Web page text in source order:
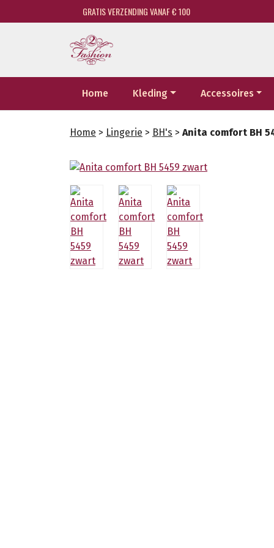
GRATIS VERZENDING VANAF € 100
Home Kleding Accessoires
Home > Lingerie > BH's > Anita comfort BH